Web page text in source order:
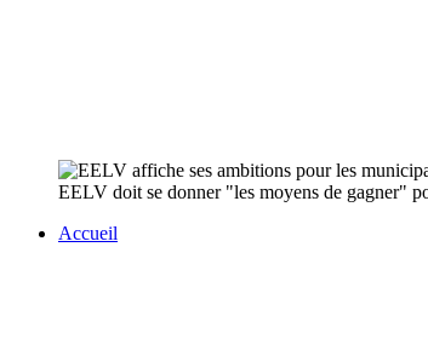
EELV doit se donner "les moyens de gagner"
Accueil